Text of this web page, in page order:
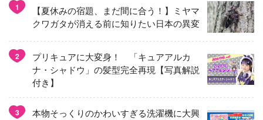
1
【夏休みの宿題、まだ間に合う！】ミヤマ
クワガタが消える前に知りたい日本の異変
2
プリキュアに大変身！ 「キュアアルカ
ナ・シャドウ」の髪型完全再現【写真解説
付き】
3
本物そっくりのかわいすぎる洗濯機に大興